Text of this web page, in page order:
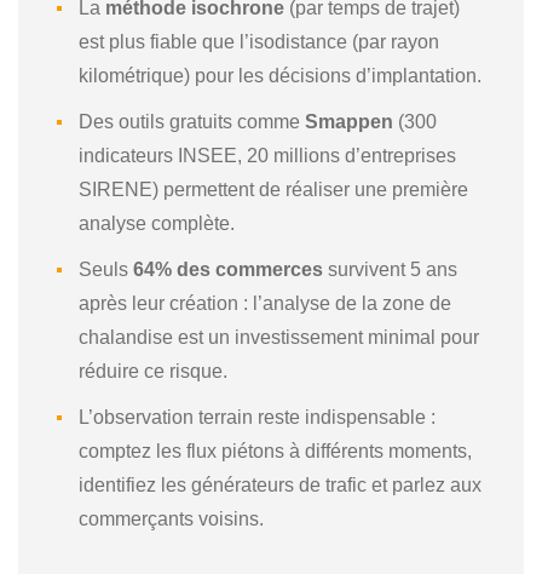
La méthode isochrone (par temps de trajet)
est plus fiable que l’isodistance (par rayon
kilométrique) pour les décisions d’implantation.
Des outils gratuits comme Smappen (300
indicateurs INSEE, 20 millions d’entreprises
SIRENE) permettent de réaliser une première
analyse complète.
Seuls 64% des commerces survivent 5 ans
après leur création : l’analyse de la zone de
chalandise est un investissement minimal pour
réduire ce risque.
L’observation terrain reste indispensable :
comptez les flux piétons à différents moments,
identifiez les générateurs de trafic et parlez aux
commerçants voisins.